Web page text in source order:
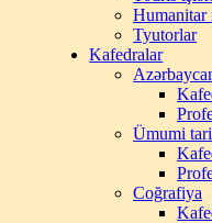
Humanitar
Tyutorlar
Kafedralar
Ümumi
Coğrafiya